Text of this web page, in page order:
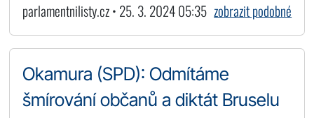
parlamentnilisty.cz • 25. 3. 2024 05:35 zobrazit podobné
Okamura (SPD): Odmítáme
šmírování občanů a diktát Bruselu